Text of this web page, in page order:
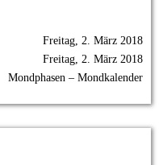
Freitag, 2. März 2018
Freitag, 2. März 2018
Mondphasen – Mondkalender